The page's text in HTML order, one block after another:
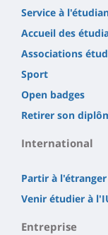
Service à
Accueil des
Associations
Sport
Open badges
Retirer son
International
Partir à l'étranger
Venir étudier à
Entreprise